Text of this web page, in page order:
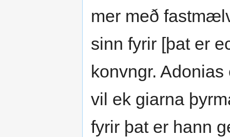
mer með
sinn fyrir [þat er
konvngr.
vil ek giarna
fyrir þat er hann